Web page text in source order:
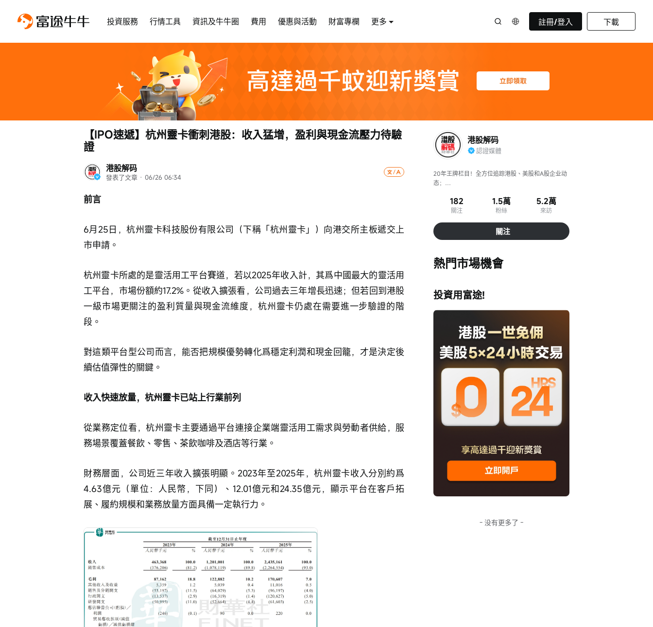
投資服務 行情工具 資訊及牛牛圈 費用 優惠與活動 財富專欄 更多 註冊/登入 下載
港股解码
發表了文章 · 06/26 06:34
【IPO速遞】杭州靈卡衝刺港股：收入猛增，盈利與現金流壓力待驗
證
前言
6月25日，杭州靈卡科技股份有限公司（下稱「杭州靈卡」）向港交所主板遞交上
市申請。
杭州靈卡所處的是靈活用工平台賽道，若以2025年收入計，其爲中國最大的靈活用
工平台，市場份額約17.2%。從收入擴張看，公司過去三年增長迅速；但若回到港股
一級市場更關注的盈利質量與現金流維度，杭州靈卡仍處在需要進一步驗證的階
段。
對這類平台型公司而言，能否把規模優勢轉化爲穩定利潤和現金回籠，才是決定後
續估值彈性的關鍵。
收入快速放量，杭州靈卡已站上行業前列
從業務定位看，杭州靈卡主要通過平台連接企業端靈活用工需求與勞動者供給，服
務場景覆蓋餐飲、零售、茶飲咖啡及酒店等行業。
財務層面，公司近三年收入擴張明顯。2023年至2025年，杭州靈卡收入分別約爲
4.63億元（單位：人民幣，下同）、12.01億元和24.35億元，顯示平台在客戶拓
展、履約規模和業務放量方面具備一定執行力。
港股解码
認證媒體
20年王牌栏目！全方位追踪港股、美股和A股企业动
态；
聚焦新经济、新科技、生物医药和元宇宙领域！
182
關注
1.5萬
粉絲
5.2萬
來訪
關注
熱門市場機會
投資用富途!
- 没有更多了 -